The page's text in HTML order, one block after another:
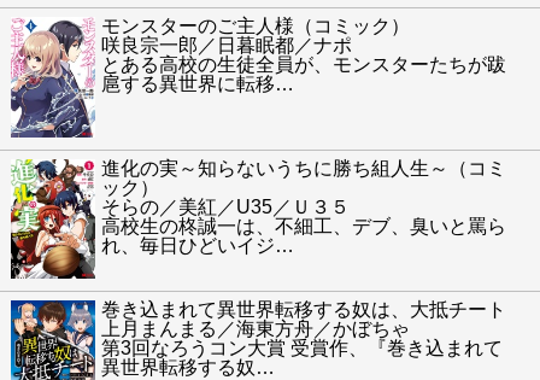
モンスターのご主人様（コミック）
咲良宗一郎／日暮眠都／ナポ
とある高校の生徒全員が、モンスターたちが跋
扈する異世界に転移…
進化の実～知らないうちに勝ち組人生～（コミ
ック）
そらの／美紅／U35／Ｕ３５
高校生の柊誠一は、不細工、デブ、臭いと罵ら
れ、毎日ひどいイジ…
巻き込まれて異世界転移する奴は、大抵チート
上月まんまる／海東方舟／かぼちゃ
第3回なろうコン大賞 受賞作、『巻き込まれて
異世界転移する奴 …